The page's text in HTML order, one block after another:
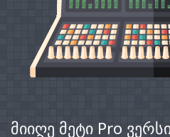
მიიღე მეტი Pro